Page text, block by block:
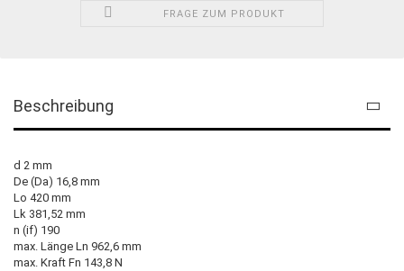
FRAGE ZUM PRODUKT
Beschreibung
d 2 mm
De (Da) 16,8 mm
Lo 420 mm
Lk 381,52 mm
n (if) 190
max. Länge Ln 962,6 mm
max. Kraft Fn 143,8 N